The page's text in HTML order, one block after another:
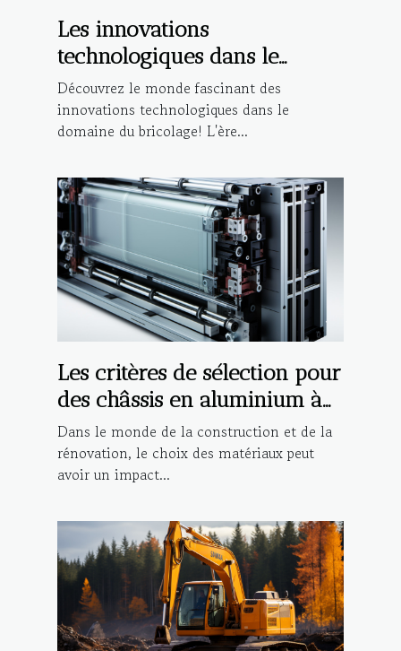
Les innovations
technologiques dans le
domaine du bricolage
Découvrez le monde fascinant des
innovations technologiques dans le
domaine du bricolage! L'ère...
Les critères de sélection pour
des châssis en aluminium à
haute performance
Dans le monde de la construction et de la
rénovation, le choix des matériaux peut
avoir un impact...